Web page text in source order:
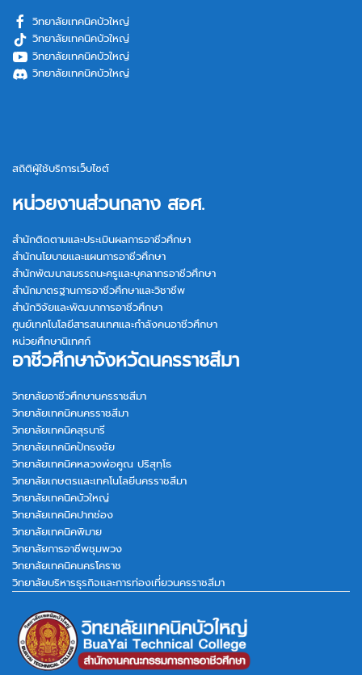
วิทยาลัยเทคนิคบัวใหญ่
วิทยาลัยเทคนิคบัวใหญ่
วิทยาลัยเทคนิคบัวใหญ่
วิทยาลัยเทคนิคบัวใหญ่
สถิติผู้ใช้บริการเว็บไซต์
หน่วยงานส่วนกลาง สอศ.
สำนักติดตามและประเมินผลการอาชีวศึกษา
สำนักนโยบายและแผนการอาชีวศึกษา
สำนักพัฒนาสมรรถนะครูและบุคลากรอาชีวศึกษา
สำนักมาตรฐานการอาชีวศึกษาและวิชาชีพ
สำนักวิจัยและพัฒนาการอาชีวศึกษา
ศูนย์เทคโนโลยีสารสนเทศและกำลังคนอาชีวศึกษา
หน่วยศึกษานิเทศก์
อาชีวศึกษาจังหวัดนครราชสีมา
วิทยาลัยอาชีวศึกษานครราชสีมา
วิทยาลัยเทคนิคนครราชสีมา
วิทยาลัยเทคนิคสุรนารี
วิทยาลัยเทคนิคปักธงชัย
วิทยาลัยเทคนิคหลวงพ่อคูณ ปริสุทฺโธ
วิทยาลัยเกษตรและเทคโนโลยีนครราชสีมา
วิทยาลัยเทคนิคบัวใหญ่
วิทยาลัยเทคนิคปากช่อง
วิทยาลัยเทคนิคพิมาย
วิทยาลัยการอาชีพชุมพวง
วิทยาลัยเทคนิคนครโคราช
วิทยาลัยบริหารธุรกิจและการท่องเที่ยวนครราชสีมา